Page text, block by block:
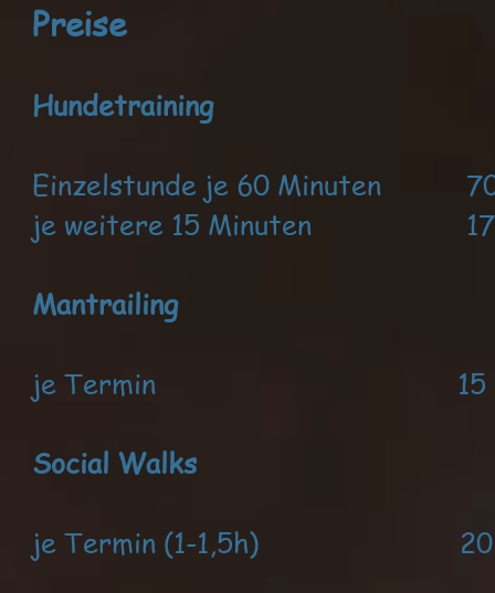
Preise
Hundetraining
Einzelstunde je 60 Minuten 70
je weitere 15 Minuten 17
Mantrailing
je Termin 15
Social Walks
je Termin (1-1,5h) 20